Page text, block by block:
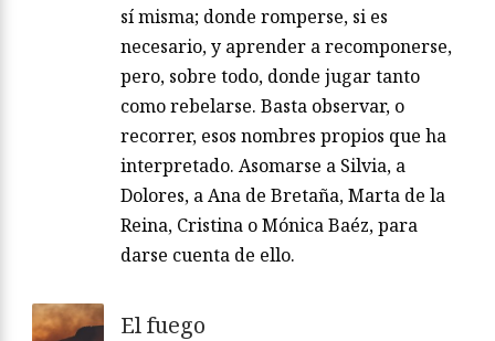
sí misma; donde romperse, si es
necesario, y aprender a recomponerse,
pero, sobre todo, donde jugar tanto
como rebelarse. Basta observar, o
recorrer, esos nombres propios que ha
interpretado. Asomarse a Silvia, a
Dolores, a Ana de Bretaña, Marta de la
Reina, Cristina o Mónica Baéz, para
darse cuenta de ello.
El fuego